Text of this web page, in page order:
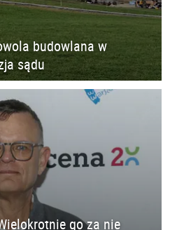
budowlana w
sądu
go za nie